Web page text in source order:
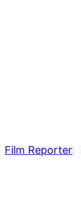
Film Reporter